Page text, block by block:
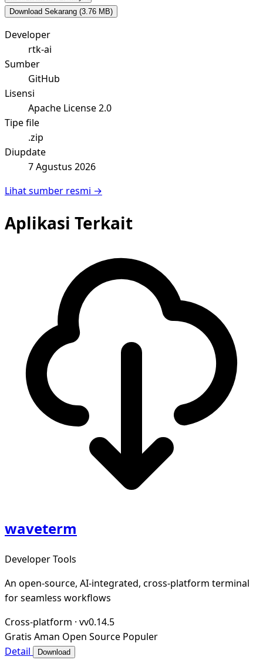
Download Sekarang (3.76 MB)
Developer
rtk-ai
Sumber
GitHub
Lisensi
Apache License 2.0
Tipe file
.zip
Diupdate
7 Agustus 2026
Lihat sumber resmi →
Aplikasi Terkait
waveterm
Developer Tools
An open-source, AI-integrated, cross-platform terminal
for seamless workflows
Cross-platform · vv0.14.5
Gratis Aman Open Source Populer
Detail
Download